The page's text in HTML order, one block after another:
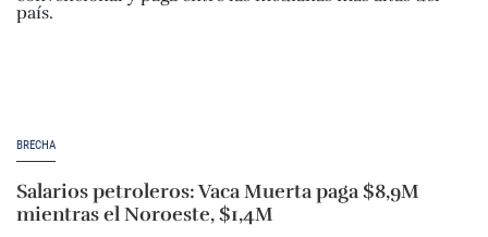
BRECHA
Salarios petroleros: Vaca Muerta paga $8,9M
mientras el Noroeste, $1,4M